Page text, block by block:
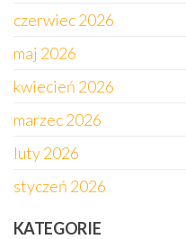
czerwiec 2026
maj 2026
kwiecień 2026
marzec 2026
luty 2026
styczeń 2026
KATEGORIE